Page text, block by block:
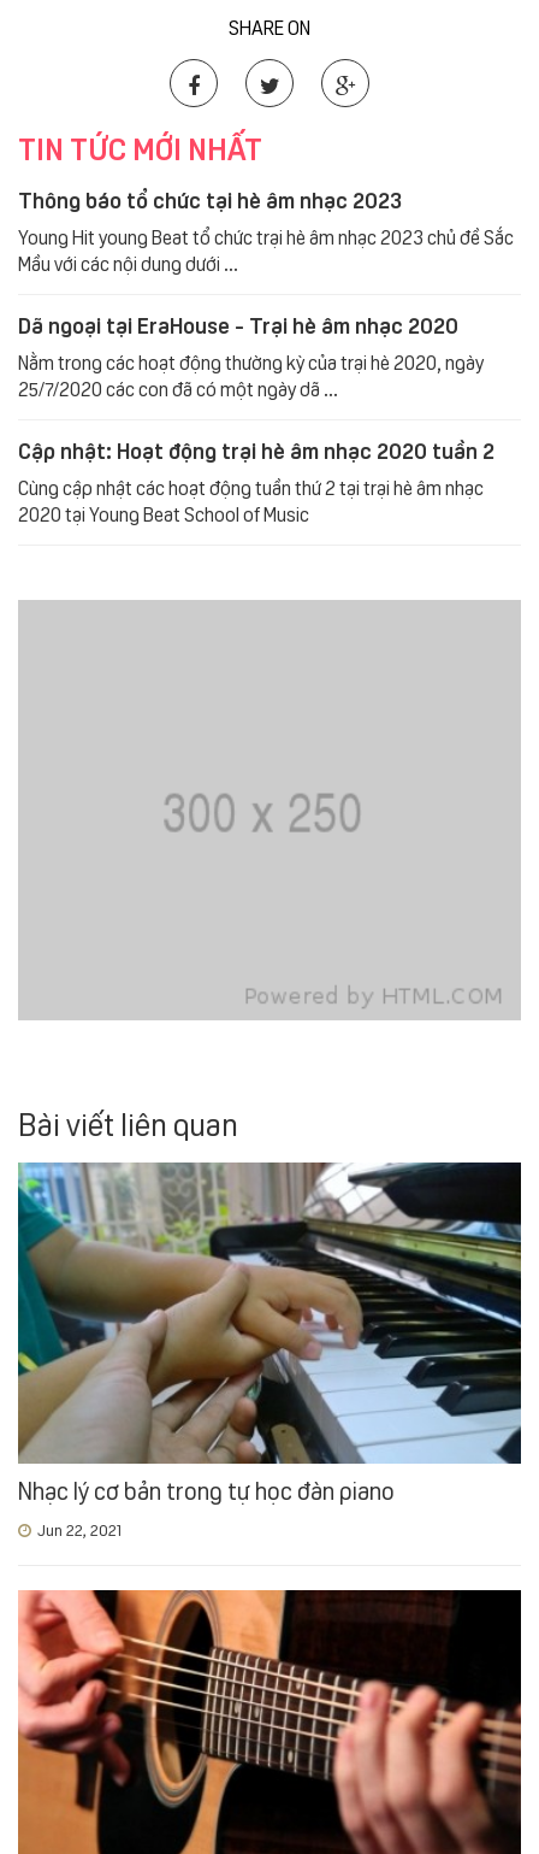
SHARE ON
TIN TỨC MỚI NHẤT
Thông báo tổ chức tại hè âm nhạc 2023
Young Hit young Beat tổ chức trại hè âm nhạc 2023 chủ đề Sắc
Mầu với các nội dung dưới ...
Dã ngoại tại EraHouse - Trại hè âm nhạc 2020
Nằm trong các hoạt động thường kỳ của trại hè 2020, ngày
25/7/2020 các con đã có một ngày dã ...
Cập nhật: Hoạt động trại hè âm nhạc 2020 tuần 2
Cùng cập nhật các hoạt động tuần thứ 2 tại trại hè âm nhạc
2020 tại Young Beat School of Music
Bài viết liên quan
Nhạc lý cơ bản trong tự học đàn piano
Jun 22, 2021